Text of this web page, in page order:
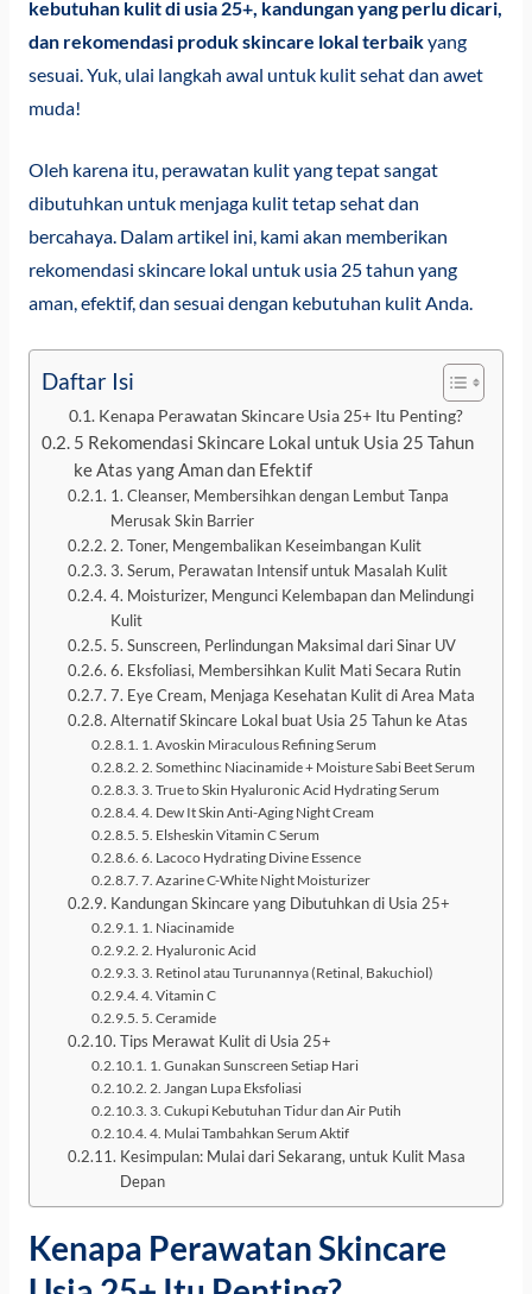
kebutuhan kulit di usia 25+, kandungan yang perlu dicari,
dan rekomendasi produk skincare lokal terbaikyang
sesuai. Yuk, ulai langkah awal untuk kulit sehat dan awet
muda!
Oleh karena itu, perawatan kulit yang tepat sangat
dibutuhkan untuk menjaga kulit tetap sehat dan
bercahaya. Dalam artikel ini, kami akan memberikan
rekomendasi skincare lokal untuk usia 25 tahun yang
aman, efektif, dan sesuai dengan kebutuhan kulit Anda.
Daftar Isi
Kenapa Perawatan Skincare Usia 25+ Itu Penting?
5 Rekomendasi Skincare Lokal untuk Usia 25 Tahun
ke Atas yang Aman dan Efektif
1. Cleanser, Membersihkan dengan Lembut Tanpa
Merusak Skin Barrier
2. Toner, Mengembalikan Keseimbangan Kulit
3. Serum, Perawatan Intensif untuk Masalah Kulit
4. Moisturizer, Mengunci Kelembapan dan Melindungi
Kulit
5. Sunscreen, Perlindungan Maksimal dari Sinar UV
6. Eksfoliasi, Membersihkan Kulit Mati Secara Rutin
7. Eye Cream, Menjaga Kesehatan Kulit di Area Mata
Alternatif Skincare Lokal buat Usia 25 Tahun ke Atas
1. Avoskin Miraculous Refining Serum
2. Somethinc Niacinamide + Moisture Sabi Beet Serum
3. True to Skin Hyaluronic Acid Hydrating Serum
4. Dew It Skin Anti-Aging Night Cream
5. Elsheskin Vitamin C Serum
6. Lacoco Hydrating Divine Essence
7. Azarine C-White Night Moisturizer
Kandungan Skincare yang Dibutuhkan di Usia 25+
1. Niacinamide
2. Hyaluronic Acid
3. Retinol atau Turunannya (Retinal, Bakuchiol)
4. Vitamin C
5. Ceramide
Tips Merawat Kulit di Usia 25+
1. Gunakan Sunscreen Setiap Hari
2. Jangan Lupa Eksfoliasi
3. Cukupi Kebutuhan Tidur dan Air Putih
4. Mulai Tambahkan Serum Aktif
Kesimpulan: Mulai dari Sekarang, untuk Kulit Masa
Depan
Kenapa Perawatan Skincare